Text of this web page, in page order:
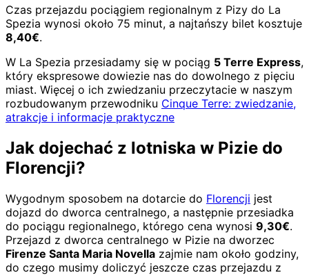
Czas przejazdu pociągiem regionalnym z Pizy do La
Spezia wynosi około 75 minut, a najtańszy bilet kosztuje
8,40€.
W La Spezia przesiadamy się w pociąg 5 Terre Express,
który ekspresowe dowiezie nas do dowolnego z pięciu
miast. Więcej o ich zwiedzaniu przeczytacie w naszym
rozbudowanym przewodniku Cinque Terre: zwiedzanie,
atrakcje i informacje praktyczne
Jak dojechać z lotniska w Pizie do
Florencji?
Wygodnym sposobem na dotarcie do Florencji jest
dojazd do dworca centralnego, a następnie przesiadka
do pociągu regionalnego, którego cena wynosi 9,30€.
Przejazd z dworca centralnego w Pizie na dworzec
Firenze Santa Maria Novella zajmie nam około godziny,
do czego musimy doliczyć jeszcze czas przejazdu z